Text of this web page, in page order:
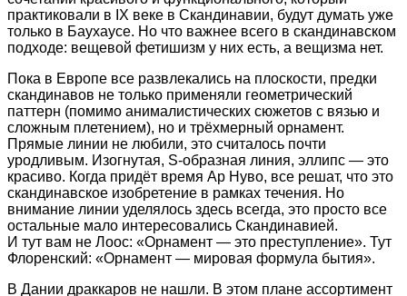
практиковали в IX веке в Скандинавии, будут думать уже
только в Баухаусе. Но что важнее всего в скандинавском
подходе: вещевой фетишизм у них есть, а вещизма нет.
Пока в Европе все развлекались на плоскости, предки
скандинавов не только применяли геометрический
паттерн (помимо анималистических сюжетов с вязью и
сложным плетением), но и трёхмерный орнамент.
Прямые линии не любили, это считалось почти
уродливым. Изогнутая, S-образная линия, эллипс — это
красиво. Когда придёт время Ар Нуво, все решат, что это
скандинавское изобретение в рамках течения. Но
внимание линии уделялось здесь всегда, это просто все
остальные мало интересовались Скандинавией.
И тут вам не Лоос: «Орнамент — это преступление». Тут
Флоренский: «Орнамент — мировая формула бытия».
В Дании драккаров не нашли. В этом плане ассортимент